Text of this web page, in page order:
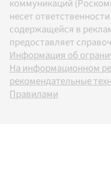
коммуникаций
несет
содержащейся в
предоставляет
Информация об
На информационном
рекомендательные
Правилами